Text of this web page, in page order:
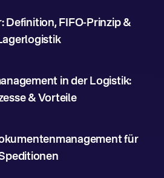
Definition, FIFO-Prinzip &
in der Logistik:
& Vorteile
für